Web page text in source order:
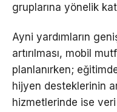
gruplarına yönelik
Ayni yardımların
artırılması, mobil
planlanırken;
hijyen desteklerinin
hizmetlerinde ise veri